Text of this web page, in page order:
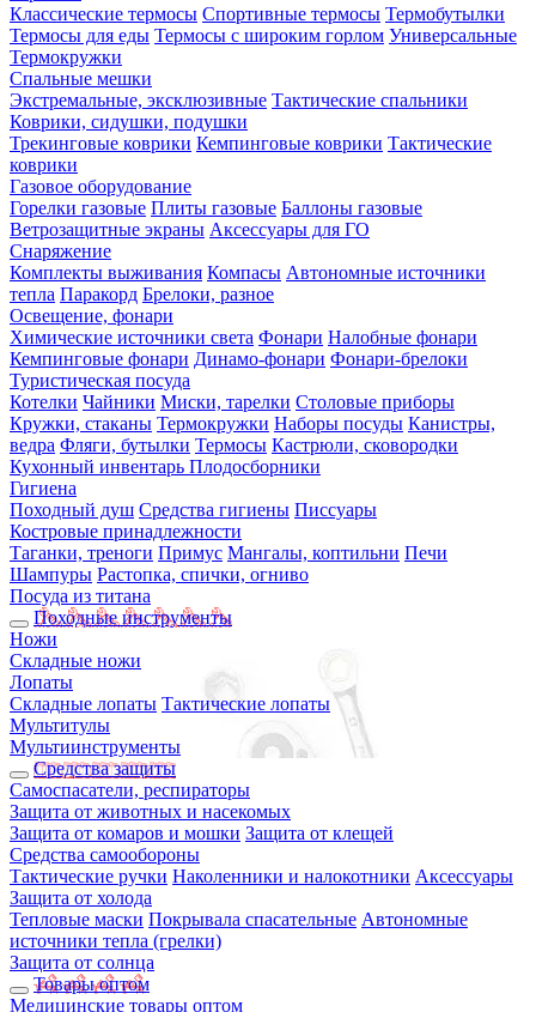
Классические термосы Спортивные термосы Термобутылки
Термосы для еды Термосы с широким горлом Универсальные
Термокружки
Спальные мешки
Экстремальные, эксклюзивные Тактические спальники
Коврики, сидушки, подушки
Трекинговые коврики Кемпинговые коврики Тактические
коврики
Газовое оборудование
Горелки газовые Плиты газовые Баллоны газовые
Ветрозащитные экраны Аксессуары для ГО
Снаряжение
Комплекты выживания Компасы Автономные источники
тепла Паракорд Брелоки, разное
Освещение, фонари
Химические источники света Фонари Налобные фонари
Кемпинговые фонари Динамо-фонари Фонари-брелоки
Туристическая посуда
Котелки Чайники Миски, тарелки Столовые приборы
Кружки, стаканы Термокружки Наборы посуды Канистры,
ведра Фляги, бутылки Термосы Кастрюли, сковородки
Кухонный инвентарь Плодосборники
Гигиена
Походный душ Средства гигиены Писсуары
Костровые принадлежности
Таганки, треноги Примус Мангалы, коптильни Печи
Шампуры Растопка, спички, огниво
Посуда из титана
Походные инструменты
Ножи
Складные ножи
Лопаты
Складные лопаты Тактические лопаты
Мультитулы
Мультиинструменты
Средства защиты
Самоспасатели, респираторы
Защита от животных и насекомых
Защита от комаров и мошки Защита от клещей
Средства самообороны
Тактические ручки Наколенники и налокотники Аксессуары
Защита от холода
Тепловые маски Покрывала спасательные Автономные
источники тепла (грелки)
Защита от солнца
Товары оптом
Медицинские товары оптом